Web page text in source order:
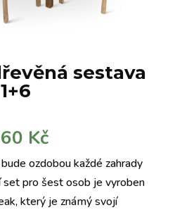
sestava
Kč.
KčAktuální
cena
je:
32.960 Kč.
ozdobou každé zahrady
set pro šest osob je vyroben
který je známý svojí